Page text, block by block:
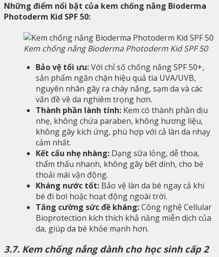
Những điểm nổi bật của kem chống nắng Bioderma
Photoderm Kid SPF 50:
Kem chống nắng Bioderma Photoderm Kid SPF 50
Bảo vệ tối ưu:Với chỉ số chống nắng SPF 50+,
sản phẩm ngăn chặn hiệu quả tia UVA/UVB,
nguyên nhân gây ra cháy nắng, sạm da và các
vấn đề về da nghiêm trọng hơn.
Thành phần lành tính: Kem có thành phần dịu
nhẹ, không chứa paraben, không hương liệu,
không gây kích ứng, phù hợp với cả làn da nhạy
cảm nhất.
Kết cấu nhẹ nhàng: Dạng sữa lỏng, dễ thoa,
thẩm thấu nhanh, không gây bết dính, cho bé
thoải mái vận động.
Kháng nước tốt: Bảo vệ làn da bé ngay cả khi
bé đi bơi hoặc hoạt động ngoài trời.
Tăng cường sức đề kháng:Công nghệ Cellular
Bioprotection kích thích khả năng miễn dịch của
da, giúp da bé khỏe mạnh hơn.
3.7. Kem chống nắng dành cho học sinh cấp 2